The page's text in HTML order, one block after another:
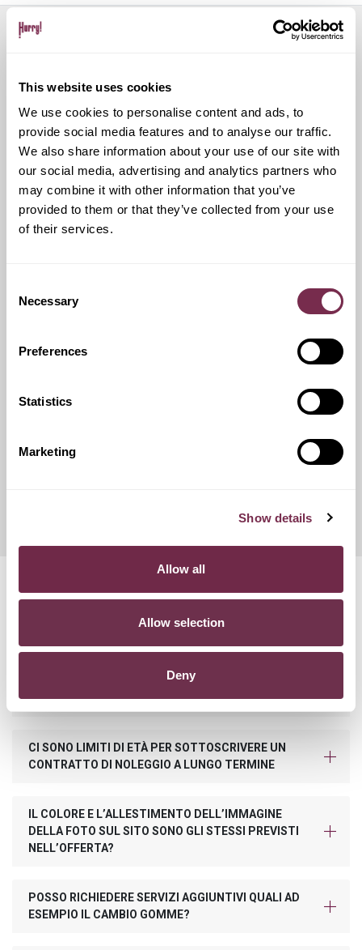
This website uses cookies
We use cookies to personalise content and ads, to
provide social media features and to analyse our traffic.
We also share information about your use of our site with
our social media, advertising and analytics partners who
may combine it with other information that you’ve
provided to them or that they’ve collected from your use
of their services.
Selection
Necessary
Preferences
Statistics
Marketing
Show details
Allow all
Allow selection
Deny
Ritiro Usato
I nostri esperti ti forniranno una valutazione gratuita della
tua auto
Durante i mesi invernali potrai equipaggiare la tua vettura
dotazione), o in alternativa, qualora fosse possibile, con
Domande frequenti
COSA SUCCEDE SE SUPERO I KM PREVISTI NEL
CONTRATTO?
CI SONO LIMITI DI ETÀ PER SOTTOSCRIVERE UN
CONTRATTO DI NOLEGGIO A LUNGO TERMINE
IL COLORE E L’ALLESTIMENTO DELL’IMMAGINE
DELLA FOTO SUL SITO SONO GLI STESSI PREVISTI
NELL’OFFERTA?
POSSO RICHIEDERE SERVIZI AGGIUNTIVI QUALI AD
ESEMPIO IL CAMBIO GOMME?